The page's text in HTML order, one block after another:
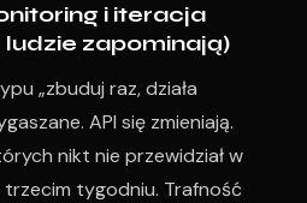
i iteracja
zapominają)
„zbuduj raz, działa
API się zmieniają.
nikt nie przewidział w
tygodniu. Trafność